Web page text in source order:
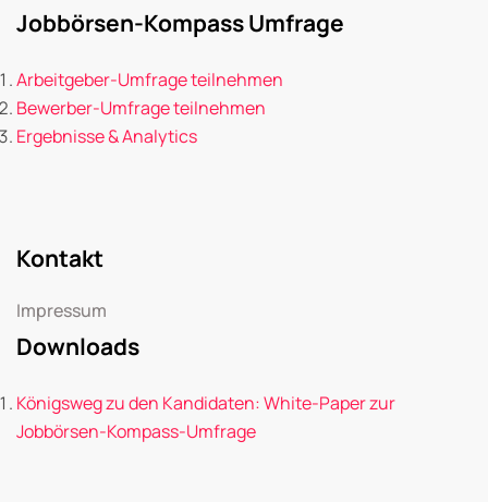
Jobbörsen-Kompass Umfrage
Arbeitgeber-Umfrage teilnehmen
Bewerber-Umfrage teilnehmen
Ergebnisse & Analytics
Kontakt
Impressum
Downloads
Königsweg zu den Kandidaten: White-Paper zur
Jobbörsen-Kompass-Umfrage